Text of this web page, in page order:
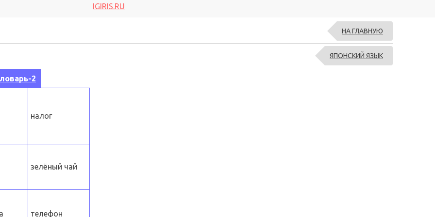
IGIRIS.RU
НА ГЛАВНУЮ
ЯПОНСКИЙ ЯЗЫК
2
налог
зелёный чай
телефон